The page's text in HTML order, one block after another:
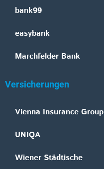
bank99
easybank
Marchfelder Bank
Versicherungen
Vienna Insurance Group
UNIQA
Wiener Städtische